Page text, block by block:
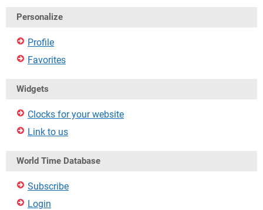
Personalize
Profile
Favorites
Widgets
Clocks for your website
Link to us
World Time Database
Subscribe
Login